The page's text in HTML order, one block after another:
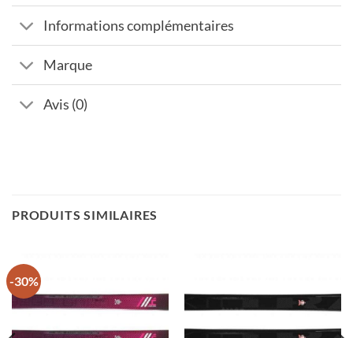
Informations complémentaires
Marque
Avis (0)
PRODUITS SIMILAIRES
-30%